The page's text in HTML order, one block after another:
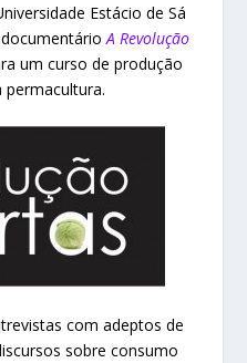
Estácio de Sá
documentárioA Revolução
um curso de produção
com adeptos de
sobre consumo